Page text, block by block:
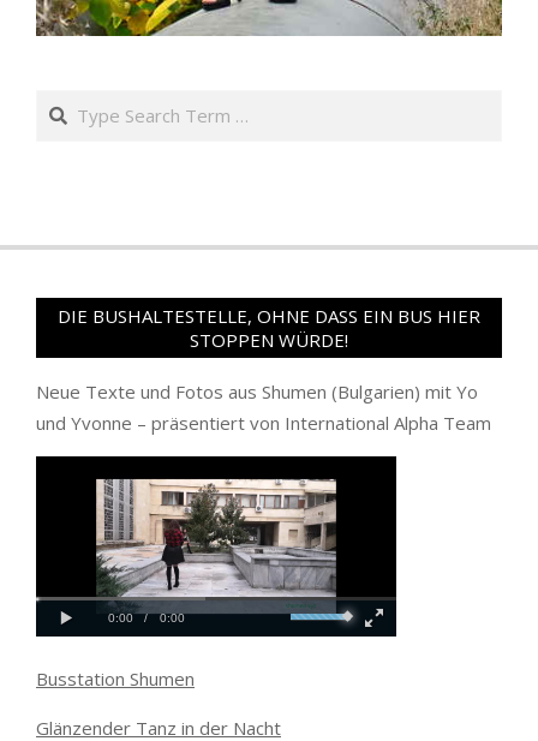
Search
DIE BUSHALTESTELLE, OHNE DASS EIN BUS HIER
STOPPEN WÜRDE!
Neue Texte und Fotos aus Shumen (Bulgarien) mit Yo
und Yvonne – präsentiert von International Alpha Team
Busstation Shumen
Glänzender Tanz in der Nacht